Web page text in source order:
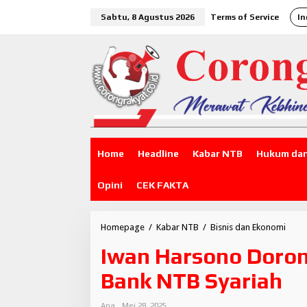
Sabtu, 8 Agustus 2026 Terms of Service
"SATU JARI
Home Headline Kabar NTB Hukum
Opini CEK FAKTA
Homepage / Kabar NTB / Bisnis dan Ekonomi
a
n
Iwan Harsono
Bank NTB Syariah